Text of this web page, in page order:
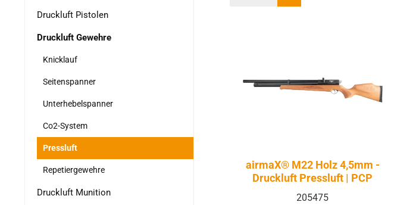
Druckluft Pistolen
Druckluft Gewehre
Knicklauf
Seitenspanner
Unterhebelspanner
Co2-System
Pressluft
Repetiergewehre
Druckluft Munition
airmaX® M22 Holz 4,5mm -
Druckluft Pressluft | PCP
205475